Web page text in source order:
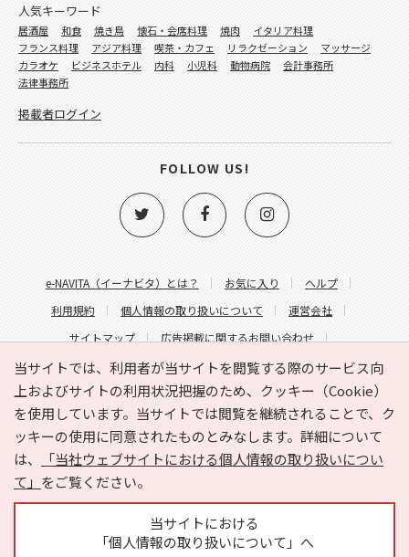
当サイトでは、利用者が当サイトを閲覧する際のサービス向
上およびサイトの利用状況把握のため、クッキー（Cookie）
を使用しています。当サイトでは閲覧を継続されることで、ク
ッキーの使用に同意されたものとみなします。詳細について
は、
「当社ウェブサイトにおける個人情報の取り扱いについ
て」 をご覧ください。
当サイトにおける
「個人情報の取り扱いについて」へ
e-NAVITA（イーナビタ）とは？ お気に入り
ヘルプ
利用規約
個人情報の取り扱いについて
運営会社
サイトマップ
広告掲載に関するお問い合わせ
サイトの内容に関するお問い合わせ
人気キーワード
居酒屋 和食 焼き鳥 懐石・会席料理 焼肉
イタリア料理
フランス料理
アジア料理 喫茶・カフェ リラクゼーション
マッサージ
カラオケ
ビジネスホテル 内科 小児科 動物病院
会計事務所
法律事務所
掲載者ログイン
FOLLOW US!
Copyright © HYOJITO.Co.,Ltd. All Rights Reserved.